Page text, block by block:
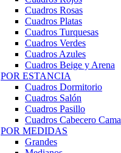
Cuadros Rosas
Cuadros Platas
Cuadros Turquesas
Cuadros Verdes
Cuadros Azules
Cuadros Beige y Arena
POR ESTANCIA
Cuadros Dormitorio
Cuadros Salón
Cuadros Pasillo
Cuadros Cabecero Cama
POR MEDIDAS
Grandes